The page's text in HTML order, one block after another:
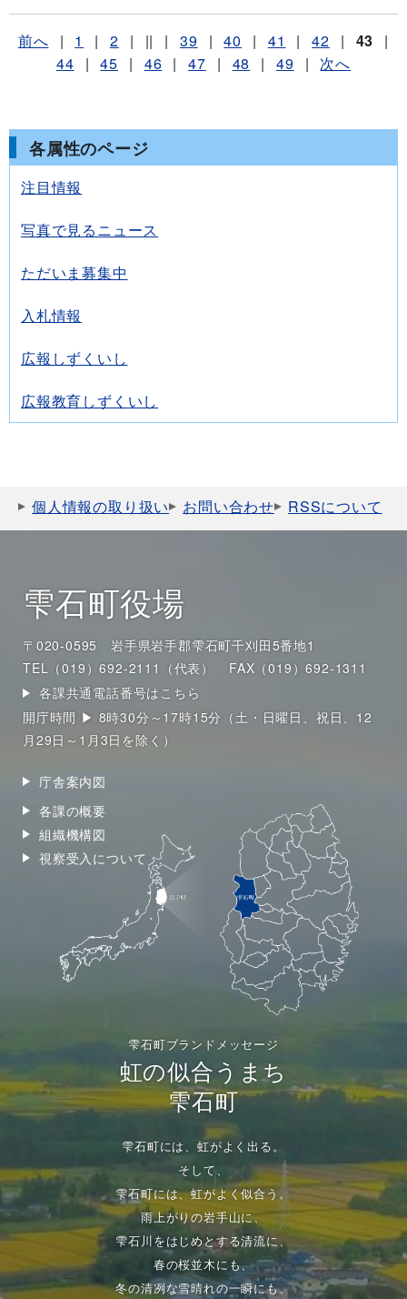
前へ | 1 | 2 | || | 39 | 40 | 41 | 42 | 43
|
44
| 45 | 46 | 47 | 48 | 49 | 次へ
各属性のページ
注目情報
写真で見るニュース
ただいま募集中
入札情報
広報しずくいし
広報教育しずくいし
個人情報の取り扱い お問い合わせ RSSについて
雫石町役場
〒020-0595 岩手県岩手郡雫石町千刈田5番地1
TEL（019）692-2111（代表）
FAX（019）692-1311
各課共通電話番号はこちら
開庁時間 ▶ 8時30分～17時15分（土・日曜日、祝日、12
月29日～1月3日を除く）
庁舎案内図
各課の概要
組織機構図
視察受入について
雫石町ブランドメッセージ
虹の似合うまち
雫石町
雫石町には、虹がよく出る。
そして、
雫石町には、虹がよく似合う。
雨上がりの岩手山に、
雫石川をはじめとする清流に、
春の桜並木にも、
冬の清冽な雪晴れの一瞬にも、